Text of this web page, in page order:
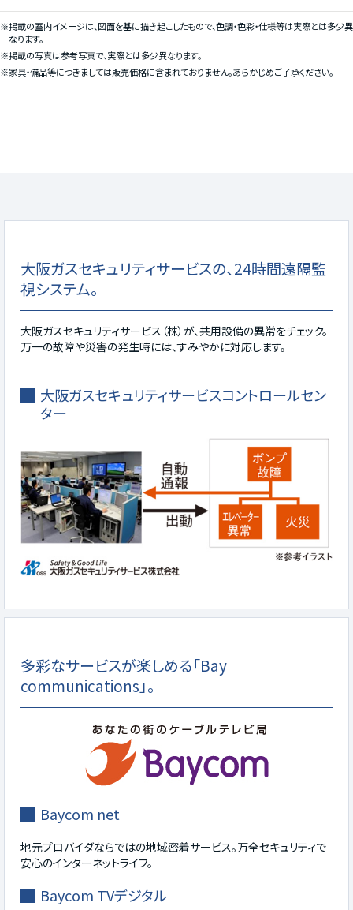
※掲載の室内イメージは、図面を基に描き起こしたもので、色調・色彩・仕様等は実際とは多少異
なります。
※掲載の写真は参考写真で、実際とは多少異なります。
※家具・備品等につきましては販売価格に含まれておりません。あらかじめご了承ください。
大阪ガスセキュリティサービスの、24時間遠隔監
視システム。
大阪ガスセキュリティサービス（株）が、共用設備の異常をチェック。
万一の故障や災害の発生時には、すみやかに対応します。
大阪ガスセキュリティサービスコントロールセン
ター
多彩なサービスが楽しめる「Bay
communications」。
Baycom net
地元プロバイダならではの地域密着サービス。万全セキュリティで
安心のインターネットライフ。
Baycom TVデジタル